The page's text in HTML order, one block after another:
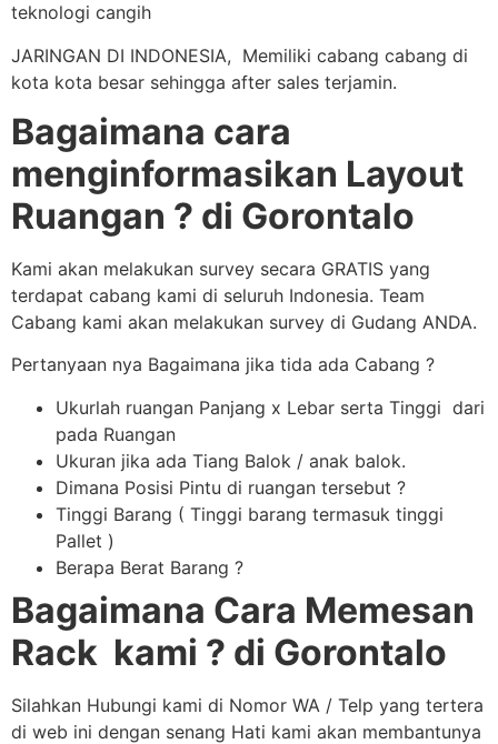
teknologi cangih
JARINGAN DI INDONESIA, Memiliki cabang cabang di
kota kota besar sehingga after sales terjamin.
Bagaimana cara
menginformasikan Layout
Ruangan ? di Gorontalo
Kami akan melakukan survey secara GRATIS yang
terdapat cabang kami di seluruh Indonesia. Team
Cabang kami akan melakukan survey di Gudang ANDA.
Pertanyaan nya Bagaimana jika tida ada Cabang ?
Ukurlah ruangan Panjang x Lebar serta Tinggi dari
pada Ruangan
Ukuran jika ada Tiang Balok / anak balok.
Dimana Posisi Pintu di ruangan tersebut ?
Tinggi Barang ( Tinggi barang termasuk tinggi
Pallet )
Berapa Berat Barang ?
Bagaimana Cara Memesan
Rack kami ? di Gorontalo
Silahkan Hubungi kami di Nomor WA / Telp yang tertera
di web ini dengan senang Hati kami akan membantunya